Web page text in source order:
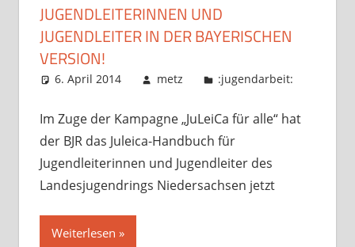
JUGENDLEITERINNEN UND
JUGENDLEITER IN DER BAYERISCHEN
VERSION!
6. April 2014 metz :jugendarbeit:
Im Zuge der Kampagne „JuLeiCa für alle“ hat
der BJR das Juleica-Handbuch für
Jugendleiterinnen und Jugendleiter des
Landesjugendrings Niedersachsen jetzt
Weiterlesen